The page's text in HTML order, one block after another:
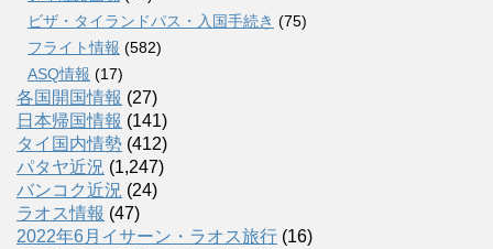
ビザ・タイランドパス・入国手続き (75)
フライト情報 (582)
ASQ情報 (17)
各国開国情報 (27)
日本帰国情報 (141)
タイ国内情勢 (412)
パタヤ近況 (1,247)
バンコク近況 (24)
ラオス情報 (47)
2022年6月イサーン・ラオス旅行 (16)